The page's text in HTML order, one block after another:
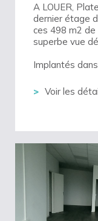
A LOUER,
dernier étage
ces 498 m2
superbe vue
Implantés dans
Voir les